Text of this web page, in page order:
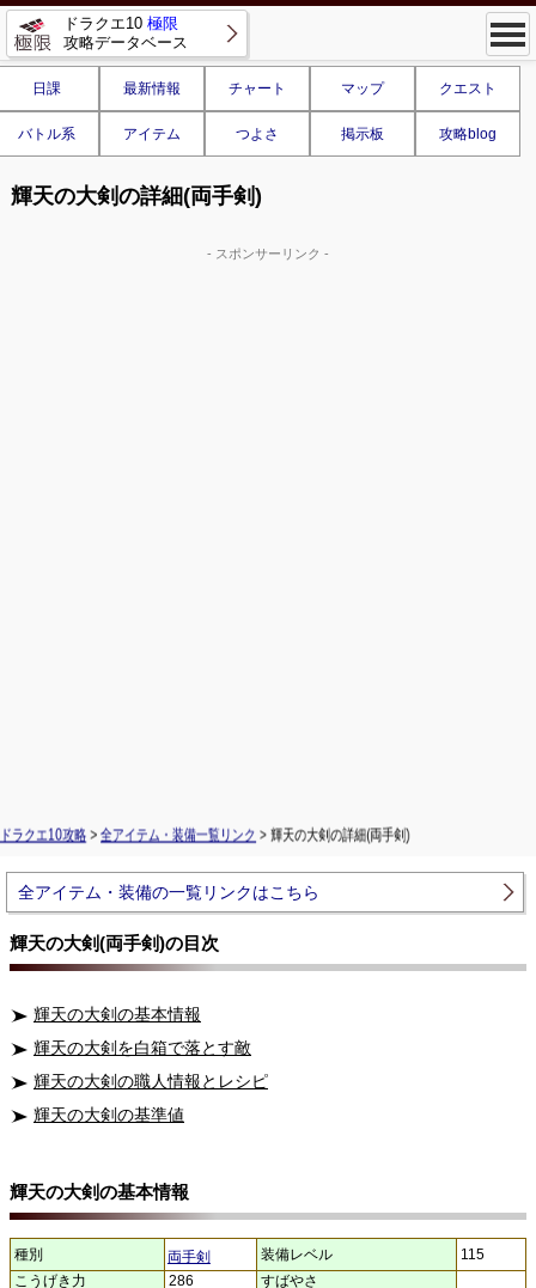
ドラクエ10 極限
攻略データベース
日課 最新情報 チャート マップ クエスト
バトル系 アイテム つよさ 掲示板 攻略blog
輝天の大剣の詳細(両手剣)
- スポンサーリンク -
ドラクエ10攻略 > 全アイテム・装備一覧リンク > 輝天の大剣の詳細(両手剣)
全アイテム・装備の一覧リンクはこちら
輝天の大剣(両手剣)の目次
輝天の大剣の基本情報
輝天の大剣を白箱で落とす敵
輝天の大剣の職人情報とレシピ
輝天の大剣の基準値
輝天の大剣の基本情報
種別 両手剣 装備レベル
115
こうげき力
286
すばやさ